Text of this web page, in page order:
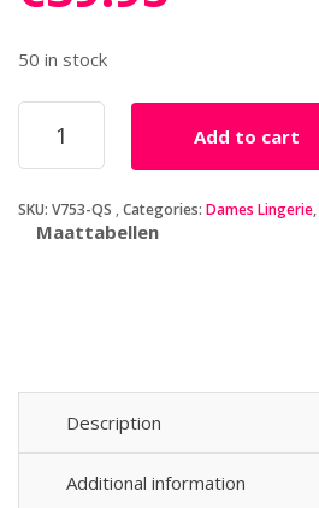
50 in stock
Up
Night
Met
Lange
Add to cart
SKU: V753-QS Categories: Dames Lingerie,
Maattabellen
Description
Additional information